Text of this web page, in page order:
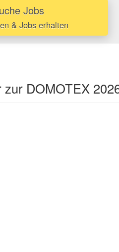
Jobs
& Jobs erhalten
DOMOTEX